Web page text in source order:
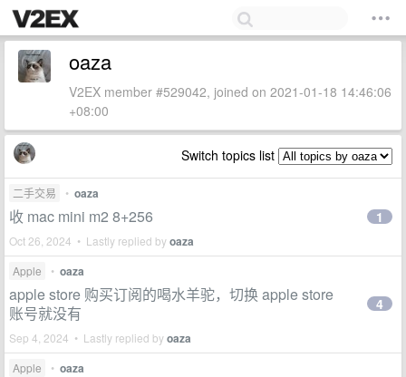
oaza
V2EX member #529042, joined on 2021-01-18 14:46:06
+08:00
Switch topics list
二手交易 • oaza
收 mac mini m2 8+256
Oct 26, 2024 • Lastly replied byoaza
1
Apple • oaza
apple store 购买订阅的喝水羊驼，切换 apple store
账号就没有
Sep 4, 2024 • Lastly replied byoaza
4
Apple • oaza